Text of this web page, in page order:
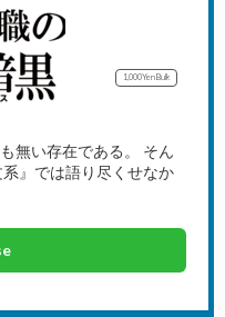
1,000YenBulk
無い存在である。 そん
』では語り尽くせなか